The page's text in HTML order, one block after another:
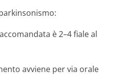
è 2–4 fiale al
avviene per via orale